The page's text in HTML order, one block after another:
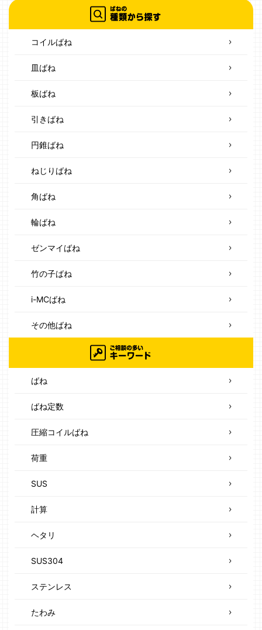
コイルばね
皿ばね
板ばね
引きばね
円錐ばね
ねじりばね
角ばね
輪ばね
ゼンマイばね
竹の子ばね
i-MCばね
その他ばね
ばね
ばね定数
圧縮コイルばね
荷重
SUS
計算
ヘタリ
SUS304
ステンレス
たわみ